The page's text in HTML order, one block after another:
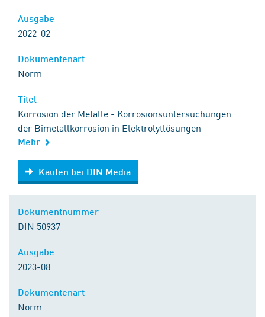
2022-02
Norm
Korrosion der Metalle - Korrosionsuntersuchungen
der Bimetallkorrosion in Elektrolytlösungen
Mehr
Kaufen bei DIN Media
Kaufen bei DIN Media
DIN 50937
2023-08
Norm